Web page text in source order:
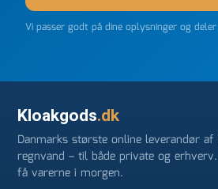
Vi passer godt på dine oplysninger og
Kloakgods.dk
Danmarks største online leverandør
regnvand – til både private og
få varerne i morgen.